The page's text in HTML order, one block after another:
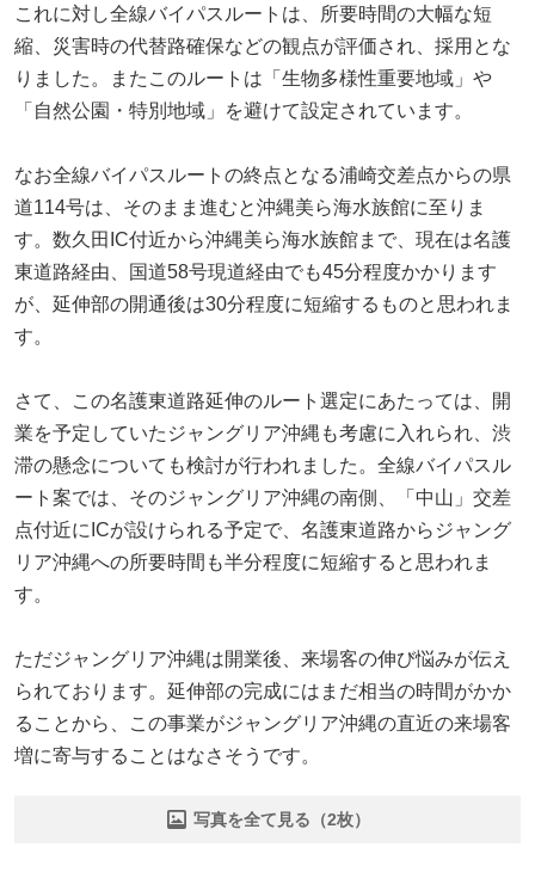
これに対し全線バイパスルートは、所要時間の大幅な短
縮、災害時の代替路確保などの観点が評価され、採用とな
りました。またこのルートは「生物多様性重要地域」や
「自然公園・特別地域」を避けて設定されています。
なお全線バイパスルートの終点となる浦崎交差点からの県
道114号は、そのまま進むと沖縄美ら海水族館に至りま
す。数久田IC付近から沖縄美ら海水族館まで、現在は名護
東道路経由、国道58号現道経由でも45分程度かかります
が、延伸部の開通後は30分程度に短縮するものと思われま
す。
さて、この名護東道路延伸のルート選定にあたっては、開
業を予定していたジャングリア沖縄も考慮に入れられ、渋
滞の懸念についても検討が行われました。全線バイパスル
ート案では、そのジャングリア沖縄の南側、「中山」交差
点付近にICが設けられる予定で、名護東道路からジャング
リア沖縄への所要時間も半分程度に短縮すると思われま
す。
ただジャングリア沖縄は開業後、来場客の伸び悩みが伝え
られております。延伸部の完成にはまだ相当の時間がかか
ることから、この事業がジャングリア沖縄の直近の来場客
増に寄与することはなさそうです。
写真を全て見る（2枚）